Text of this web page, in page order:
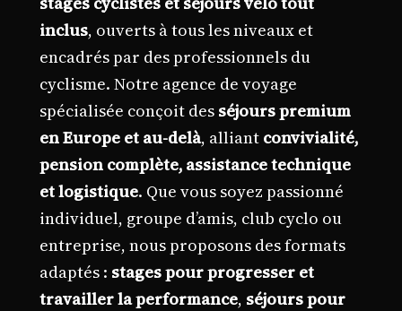
inclus, ouverts à tous les niveaux et
encadrés par des professionnels du
cyclisme. Notre agence de voyage
spécialisée conçoit des séjours premium
en Europe et au-delà, alliant convivialité,
pension complète, assistance technique
et logistique. Que vous soyez passionné
individuel, groupe d’amis, club cyclo ou
entreprise, nous proposons des formats
adaptés : stages pour progresser et
travailler la performance, séjours pour